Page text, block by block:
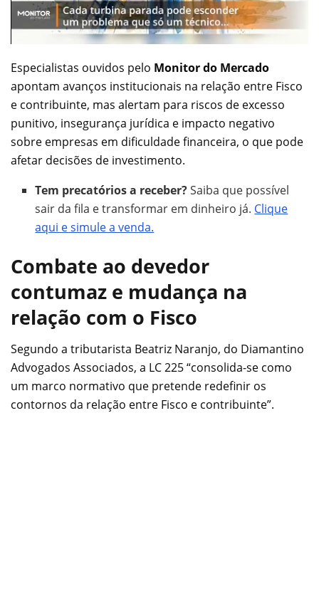
Especialistas ouvidos pelo Monitor do Mercado
apontam avanços institucionais na relação entre Fisco
e contribuinte, mas alertam para riscos de excesso
punitivo, insegurança jurídica e impacto negativo
sobre empresas em dificuldade financeira, o que pode
afetar decisões de investimento.
Tem precatórios a receber?Saiba que possível
sair da fila e transformar em dinheiro já. Clique
aqui e simule a venda.
Combate ao devedor
contumaz e mudança na
relação com o Fisco
Segundo a tributarista Beatriz Naranjo, do Diamantino
Advogados Associados, a LC 225 “consolida-se como
um marco normativo que pretende redefinir os
contornos da relação entre Fisco e contribuinte”.